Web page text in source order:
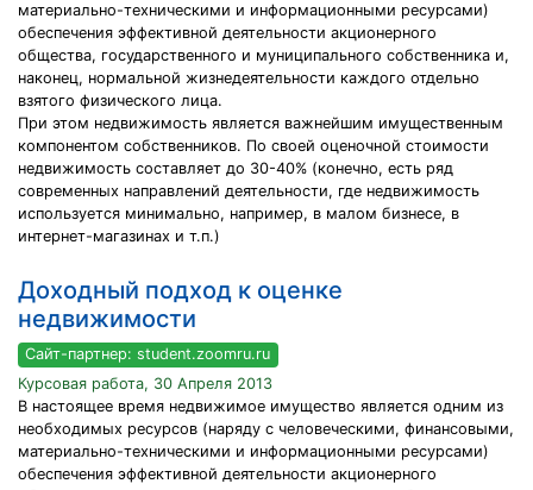
материально-техническими и информационными ресурсами)
обеспечения эффективной деятельности акционерного
общества, государственного и муниципального собственника и,
наконец, нормальной жизнедеятельности каждого отдельно
взятого физического лица.
При этом недвижимость является важнейшим имущественным
компонентом собственников. По своей оценочной стоимости
недвижимость составляет до 30-40% (конечно, есть ряд
современных направлений деятельности, где недвижимость
используется минимально, например, в малом бизнесе, в
интернет-магазинах и т.п.)
Доходный подход к оценке
недвижимости
Сайт-партнер: student.zoomru.ru
Курсовая работа, 30 Апреля 2013
В настоящее время недвижимое имущество является одним из
необходимых ресурсов (наряду с человеческими, финансовыми,
материально-техническими и информационными ресурсами)
обеспечения эффективной деятельности акционерного